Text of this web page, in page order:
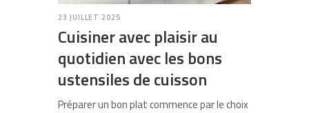
23 JUILLET 2025
Cuisiner avec plaisir au
quotidien avec les bons
ustensiles de cuisson
Préparer un bon plat commence par le choix